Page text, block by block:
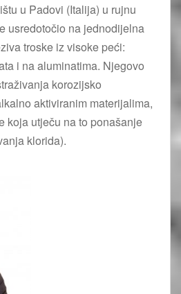
u Padovi (Italija) u rujnu
usredotočio na jednodijelna
troske iz visoke peći:
i na aluminatima. Njegovo
korozijsko
aktiviranim materijalima,
koja utječu na to ponašanje
klorida).